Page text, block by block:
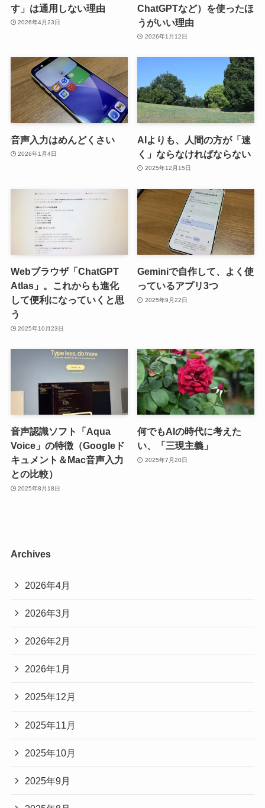
す」は通用しない理由
2026年4月23日
ChatGPTなど）を使ったほ
うがいい理由
2026年1月12日
音声入力はめんどくさい
2026年1月4日
AIよりも、人間の方が「速
く」ならなければならない
2025年12月15日
Webブラウザ「ChatGPT
Atlas」。これからも進化
して便利になっていくと思
う
2025年10月23日
Geminiで自作して、よく使
っているアプリ3つ
2025年9月22日
音声認識ソフト「Aqua
Voice」の特徴（Googleド
キュメント＆Mac音声入力
との比較）
2025年8月18日
何でもAIの時代に考えた
い、「三現主義」
2025年7月20日
Archives
2026年4月
2026年3月
2026年2月
2026年1月
2025年12月
2025年11月
2025年10月
2025年9月